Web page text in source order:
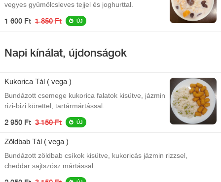
vegyes gyümölcsleves tejjel és joghurttal.
1 600 Ft 1 850 Ft ÚJ
Napi kínálat, újdonságok
Kukorica Tál ( vega )
Bundázott csemege kukorica falatok kisütve, jázmin
rizi-bizi körettel, tartármártással.
2 950 Ft 3 150 Ft ÚJ
Zöldbab Tál ( vega )
Bundázott zöldbab csíkok kisütve, kukoricás jázmin rizzsel,
cheddar sajtszósz mártással.